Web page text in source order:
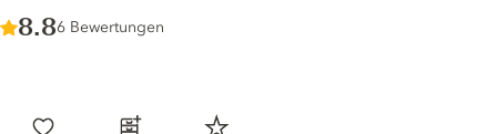
Score :
8.8/ 10
6 Bewertungen